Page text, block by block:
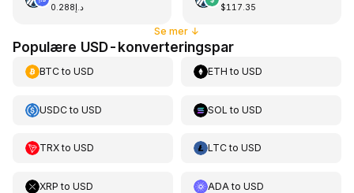
د.إ0.288 $117.35
Se mer ↓
Populære USD-konverteringspar
BTCto USD ETH toUSD
USDCto USD SOL toUSD
TRXto USD LTCtoUSD
XRP to USD ADA toUSD